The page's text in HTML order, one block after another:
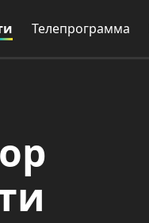
Телепрограмма